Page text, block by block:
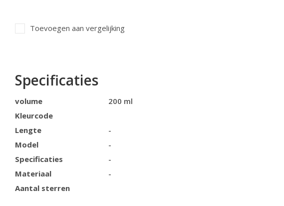
Toevoegen aan vergelijking
Specificaties
volume
200 ml
Kleurcode
Lengte
-
Model
-
Specificaties
-
Materiaal
-
Aantal sterren